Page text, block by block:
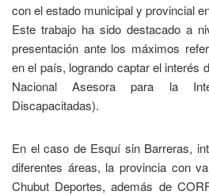
con el estado municipal y provincial
Este trabajo ha sido destacado a
presentación ante los máximos
en el país, logrando captar el interés
Nacional Asesora para la
Discapacitadas).
En el caso de Esquí sin Barreras,
diferentes áreas, la provincia con
Chubut Deportes, además de